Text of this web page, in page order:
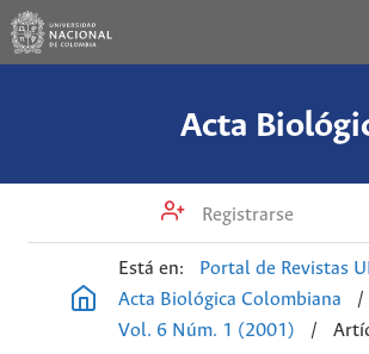
Acta
Registrarse
Está en: Portal de Revistas
Acta Biológica Colombiana
/
Vol. 6 Núm. 1 (2001)
/